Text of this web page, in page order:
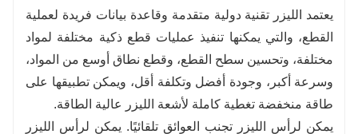
يعتمد الليزر تقنية دولية متقدمة وقاعدة بيانات فريدة لعملية
القطع، والتي يمكنها تنفيذ عمليات قطع ذكية مختلفة لمواد
مختلفة، وتحسين سطح القطع، وقطع نطاق أوسع من المواد،
وسرعة أكبر، وجودة أفضل وتكلفة أقل، ويمكن تطبيقها على
طاقة منخفضة تغطية كاملة لأشعة الليزر عالية الطاقة.
يمكن لرأس الليزر تجنب العوائق تلقائيًا. يمكن لرأس الليزر